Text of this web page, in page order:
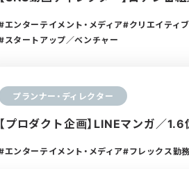
エンターテイメント・メディア クリエイティ
スタートアップ／ベンチャー
プランナー・ディレクター
【プロダクト企画】LINEマンガ／
エンターテイメント・メディア フレックス勤務